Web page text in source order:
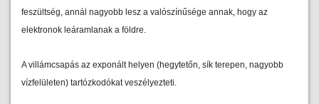
feszültség, annál nagyobb lesz a valószínűsége annak, hogy az
elektronok leáramlanak a földre.
A villámcsapás az exponált helyen (hegytetőn, sík terepen, nagyobb
vízfelületen) tartózkodókat veszélyezteti.